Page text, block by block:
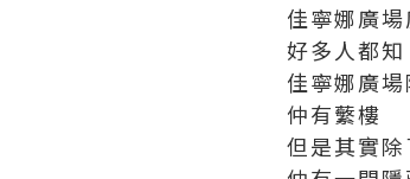
佳寧娜廣
好多人都知
佳寧娜廣
仲有蘩樓
但是其實